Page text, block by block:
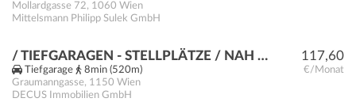
Mollardgasse 72, 1060 Wien
Mittelsmann Philipp Sulek GmbH
117,60
€/Monat
/ TIEFGARAGEN - STELLPLÄTZE / NAH GELEGENE U-BAHN STATION / KEINE MAKLERGEBÜHR
Tiefgarage
8min (520m)
Graumanngasse, 1150 Wien
DECUS Immobilien GmbH